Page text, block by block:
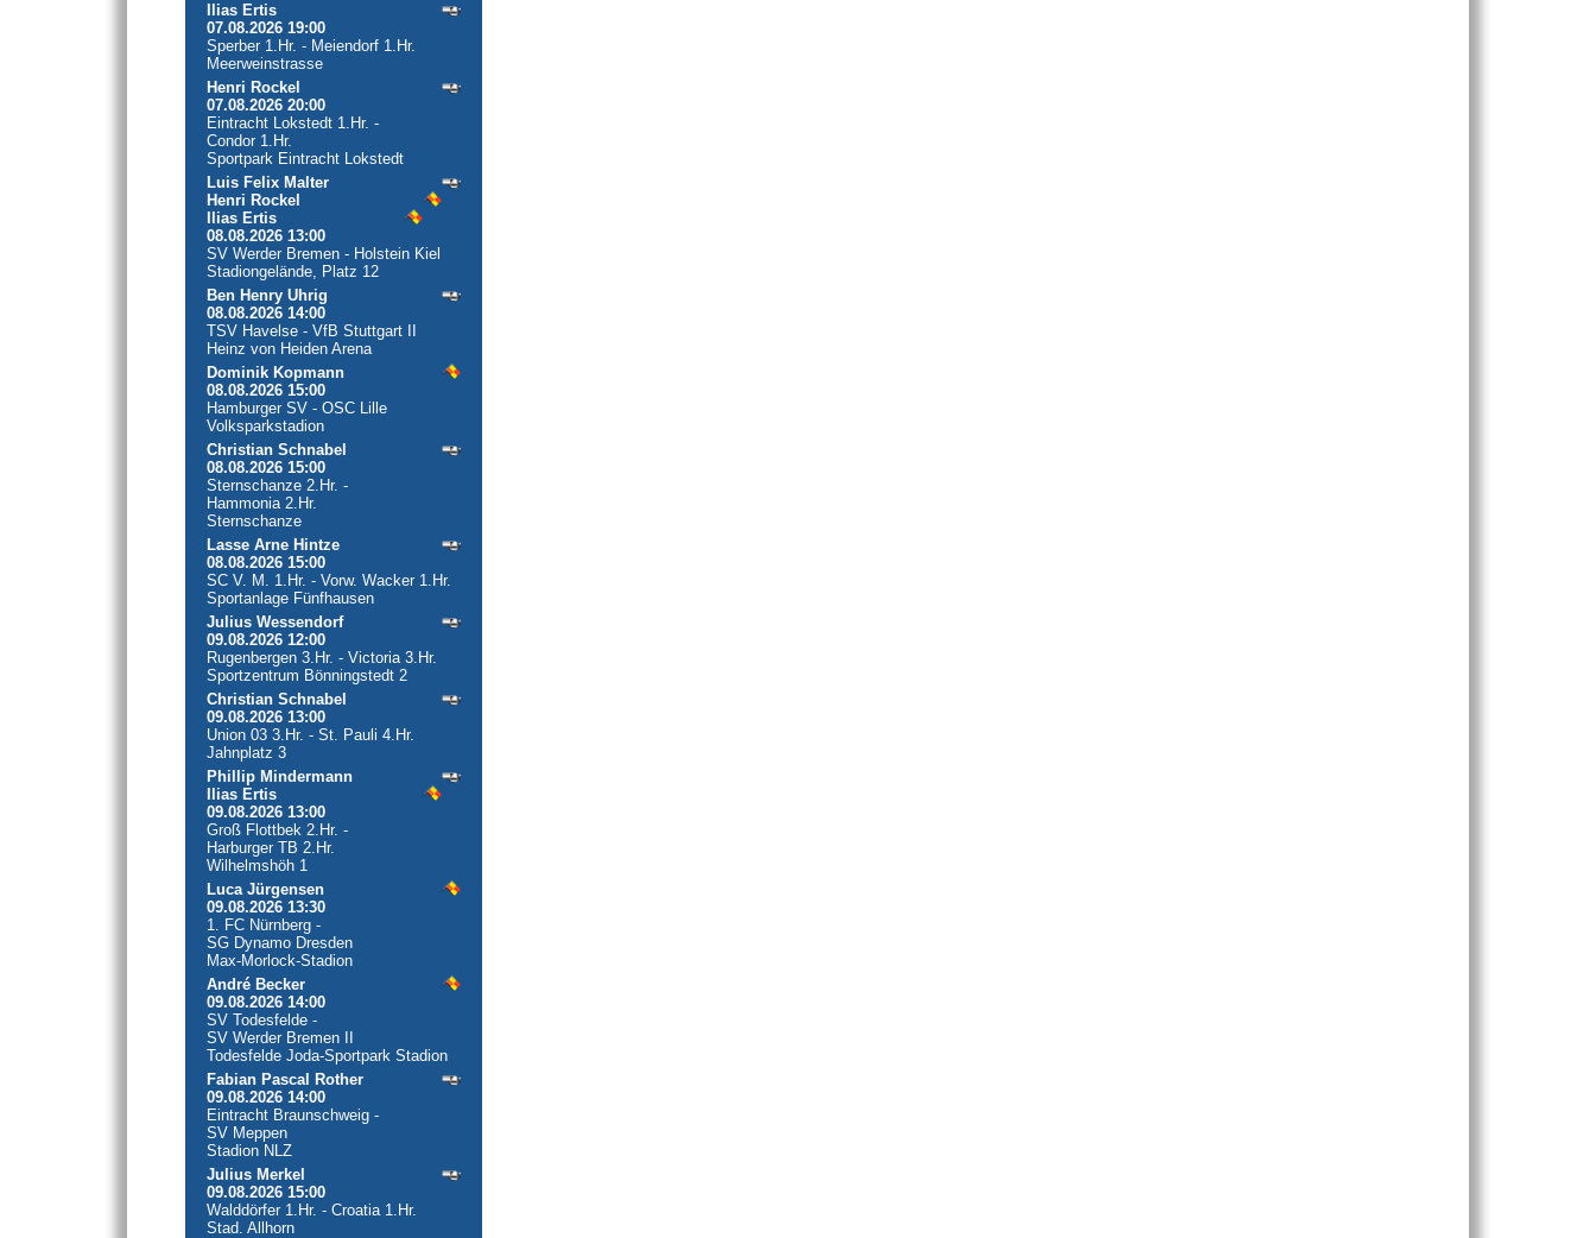
Ilias Ertis
07.08.2026 19:00
Sperber 1.Hr. - Meiendorf 1.Hr.
Meerweinstrasse
Henri Rockel
07.08.2026 20:00
Eintracht Lokstedt 1.Hr. -
Condor 1.Hr.
Sportpark Eintracht Lokstedt
Luis Felix Malter
Henri Rockel
Ilias Ertis
08.08.2026 13:00
SV Werder Bremen - Holstein Kiel
Stadiongelände, Platz 12
Ben Henry Uhrig
08.08.2026 14:00
TSV Havelse - VfB Stuttgart II
Heinz von Heiden Arena
Dominik Kopmann
08.08.2026 15:00
Hamburger SV - OSC Lille
Volksparkstadion
Christian Schnabel
08.08.2026 15:00
Sternschanze 2.Hr. -
Hammonia 2.Hr.
Sternschanze
Lasse Arne Hintze
08.08.2026 15:00
SC V. M. 1.Hr. - Vorw. Wacker 1.Hr.
Sportanlage Fünfhausen
Julius Wessendorf
09.08.2026 12:00
Rugenbergen 3.Hr. - Victoria 3.Hr.
Sportzentrum Bönningstedt 2
Christian Schnabel
09.08.2026 13:00
Union 03 3.Hr. - St. Pauli 4.Hr.
Jahnplatz 3
Phillip Mindermann
Ilias Ertis
09.08.2026 13:00
Groß Flottbek 2.Hr. -
Harburger TB 2.Hr.
Wilhelmshöh 1
Luca Jürgensen
09.08.2026 13:30
1. FC Nürnberg -
SG Dynamo Dresden
Max-Morlock-Stadion
André Becker
09.08.2026 14:00
SV Todesfelde -
SV Werder Bremen II
Todesfelde Joda-Sportpark Stadion
Fabian Pascal Rother
09.08.2026 14:00
Eintracht Braunschweig -
SV Meppen
Stadion NLZ
Julius Merkel
09.08.2026 15:00
Walddörfer 1.Hr. - Croatia 1.Hr.
Stad. Allhorn